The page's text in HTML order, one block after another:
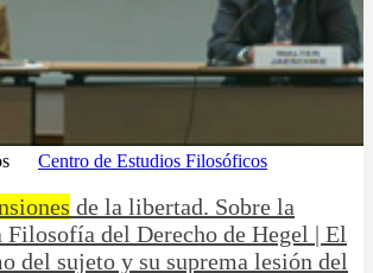
Centro de Estudios Filosóficos
de la libertad. Sobre la
Filosofía del Derecho de Hegel | El
del sujeto y su suprema lesión del